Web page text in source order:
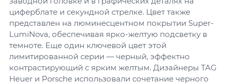
циферблате и секундной стрелке. Цвет также
представлен на люминесцентном покрытии Super-
LumiNova, обеспечивая ярко-желтую подсветку в
темноте. Еще один ключевой цвет этой
лимитированной серии — черный, эффектно
контрастирующий с ярким желтым. Дизайнеры TAG
Heuer и Porsche использовали сочетание черного